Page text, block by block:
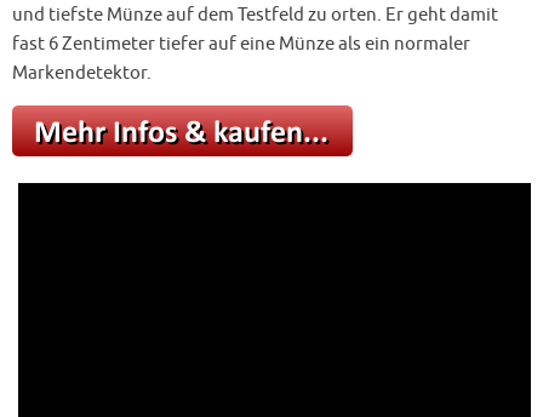
und tiefste Münze auf dem Testfeld zu orten. Er geht damit
fast 6 Zentimeter tiefer auf eine Münze als ein normaler
Markendetektor.